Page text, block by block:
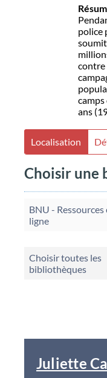
police
contre
ans
Localisation
Choisir une
BNU - Ressources
ligne
Choisir toutes les
bibliothèques
Juliette